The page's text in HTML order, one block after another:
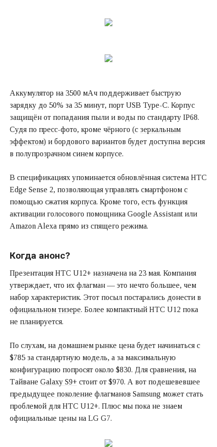
Аккумулятор на 3500 мАч поддерживает быструю
зарядку до 50% за 35 минут, порт USB Type-C. Корпус
защищён от попадания пыли и воды по стандарту IP68.
Судя по пресс-фото, кроме чёрного (с зеркальным
эффектом) и бордового вариантов будет доступна версия
в полупрозрачном синем корпусе.
В спецификациях упоминается обновлённая система HTC
Edge Sense 2, позволяющая управлять смартфоном с
помощью сжатия корпуса. Кроме того, есть функция
активации голосового помощника Google Assistant или
Amazon Alexa прямо из спящего режима.
Когда анонс?
Презентация HTC U12+ назначена на 23 мая. Компания
утверждает, что их флагман — это нечто большее, чем
набор характеристик. Этот посыл постарались донести в
официальном тизере. Более компактный HTC U12 пока
не планируется.
По слухам, на домашнем рынке цена будет начинаться с
$785 за стандартную модель, а за максимальную
конфигурацию попросят около $830. Для сравнения, на
Тайване Galaxy S9+ стоит от $970. А вот подешевевшее
предыдущее поколение флагманов Samsung может стать
проблемой для HTC U12+. Плюс мы пока не знаем
официальные цены на LG G7.